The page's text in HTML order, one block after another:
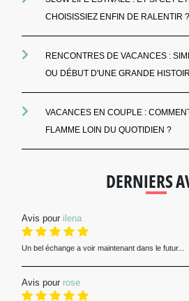
CHOISISSIEZ ENFIN DE RALENTIR ?
RENCONTRES DE VACANCES :
OU DÉBUT D'UNE GRANDE
VACANCES EN COUPLE :
FLAMME LOIN DU QUOTIDIEN ?
DERNIERS
Avis pour ilena
Un bel échange a voir maintenant dans le futur...
Avis pour rose